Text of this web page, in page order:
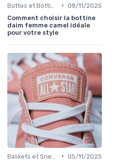
• 08/11/2025
Comment choisir la bottine
daim femme camel idéale
pour votre style
• 05/11/2025